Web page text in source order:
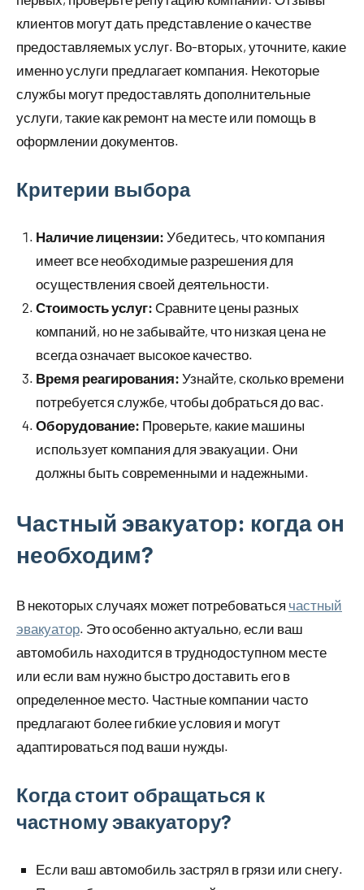
клиентов могут дать представление о качестве
предоставляемых услуг. Во-вторых, уточните, какие
именно услуги предлагает компания. Некоторые
службы могут предоставлять дополнительные
услуги, такие как ремонт на месте или помощь в
оформлении документов.
Критерии выбора
Наличие лицензии: Убедитесь, что компания
имеет все необходимые разрешения для
осуществления своей деятельности.
Стоимость услуг: Сравните цены разных
компаний, но не забывайте, что низкая цена не
всегда означает высокое качество.
Время реагирования: Узнайте, сколько времени
потребуется службе, чтобы добраться до вас.
Оборудование: Проверьте, какие машины
использует компания для эвакуации. Они
должны быть современными и надежными.
Частный эвакуатор: когда он
необходим?
В некоторых случаях может потребоваться частный
эвакуатор. Это особенно актуально, если ваш
автомобиль находится в труднодоступном месте
или если вам нужно быстро доставить его в
определенное место. Частные компании часто
предлагают более гибкие условия и могут
адаптироваться под ваши нужды.
Когда стоит обращаться к
частному эвакуатору?
Если ваш автомобиль застрял в грязи или снегу.